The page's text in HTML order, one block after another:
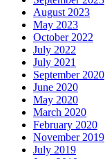
August 2023
May 2023
October 2022
July 2022
July 2021
September 2020
June 2020
May 2020
March 2020
February 2020
November 2019
July 2019